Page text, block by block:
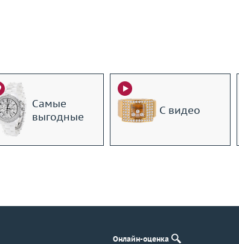
Самые
выгодные
С видео
Онлайн-оценка